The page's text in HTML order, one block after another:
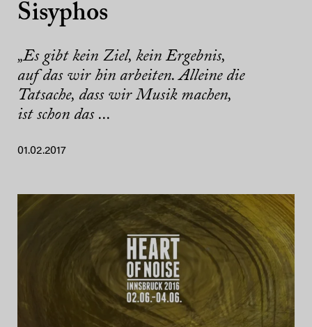
Sisyphos
„Es gibt kein Ziel, kein Ergebnis,
auf das wir hin arbeiten. Alleine die
Tatsache, dass wir Musik machen,
ist schon das ...
01.02.2017